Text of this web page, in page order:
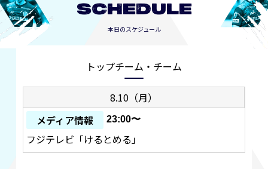
SCHEDULE
本日のスケジュール
トップチーム・チーム
8.10（月）
メディア情報
23:00〜
フジテレビ「けるとめる」